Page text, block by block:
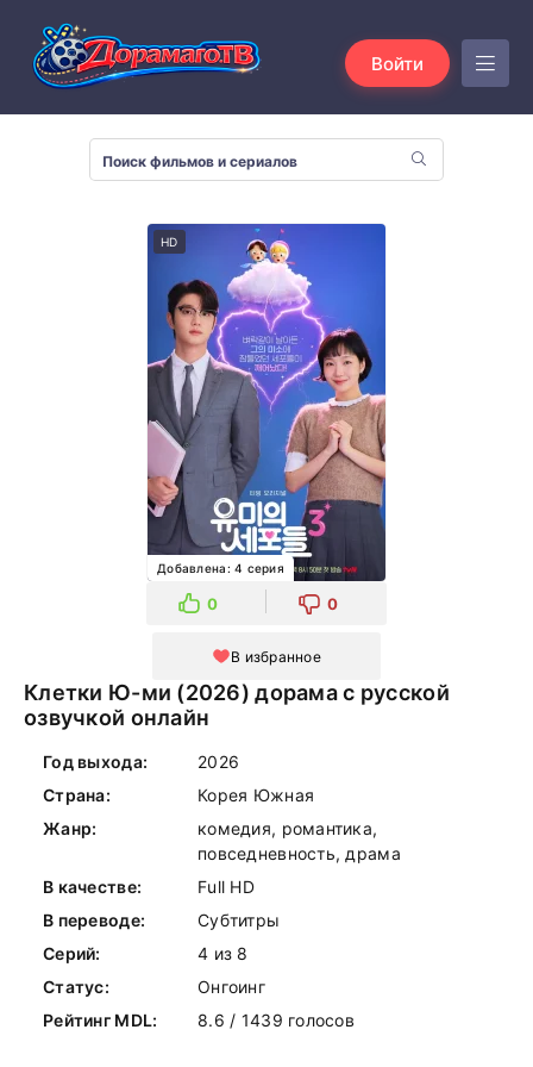
Войти
HD
Добавлена: 4 серия
0 0
В избранное
Клетки Ю-ми (2026) дорама с русской
озвучкой онлайн
Год выхода:
2026
Страна:
Корея Южная
Жанр:
комедия, романтика,
повседневность, драма
В качестве:
Full HD
В переводе:
Субтитры
Серий:
4 из 8
Статус:
Онгоинг
Рейтинг MDL:
8.6 / 1439 голосов